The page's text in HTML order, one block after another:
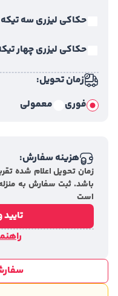
حکاکی لیزری سه تیکه
حکاکی لیزری چهار
زمان تحویل:
فوری
معمولی
هزینه سفارش:
زمان تحویل اعلام شده
باشد. ثبت سفارش به
است
تایید و